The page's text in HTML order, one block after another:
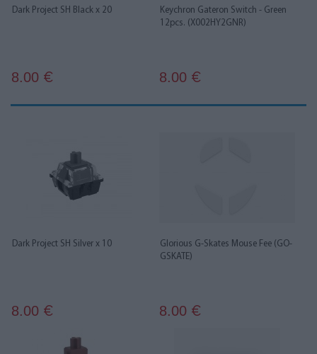
Dark Project SH Black x 20
8.00 €
Keychron Gateron Switch - Green
12pcs. (X002HY2GNR)
8.00 €
Dark Project SH Silver x 10
8.00 €
Glorious G-Skates Mouse Fee (GO-
GSKATE)
8.00 €